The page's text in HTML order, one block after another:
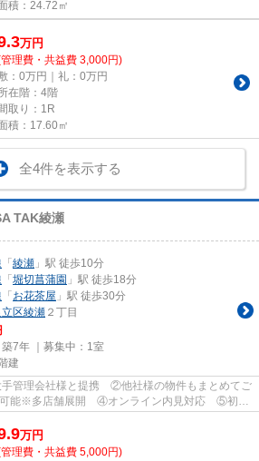
積：24.72㎡
万円
理費・共益費 3,000円)
：0万円｜礼：0万円
在階：4階
取り：1R
積：17.60㎡
全4件を表示する
TAK綾瀬
「 綾瀬 」駅 徒歩10分
「 堀切菖蒲園 」駅 徒歩18分
「 お花茶屋 」駅 徒歩30分
立区綾瀬 ２丁目
7年 ｜募集中： 1室
建
手管理会社様と提携 ②他社様の物件もまとめてご
能※多店舗展開 ④オンライン内見対応 ⑤初期
万円
理費・共益費 5,000円)